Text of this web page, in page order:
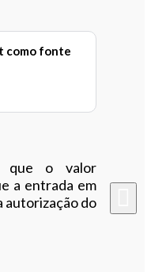
como fonte
que o valor
a entrada em
autorização do